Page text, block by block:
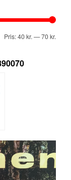
Pris:40 kr. —70 kr.